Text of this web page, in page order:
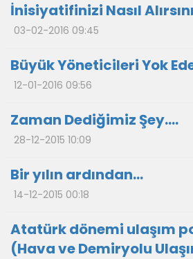
İnisiyatifinizi Nasıl
03-02-2016 09:45
Büyük Yöneticileri Yok
12-01-2016 09:56
Zaman Dediğimiz Şey….
28-12-2015 10:09
Bir yılın ardından…
14-12-2015 00:18
Atatürk dönemi ulaşım
(Hava ve Demiryolu